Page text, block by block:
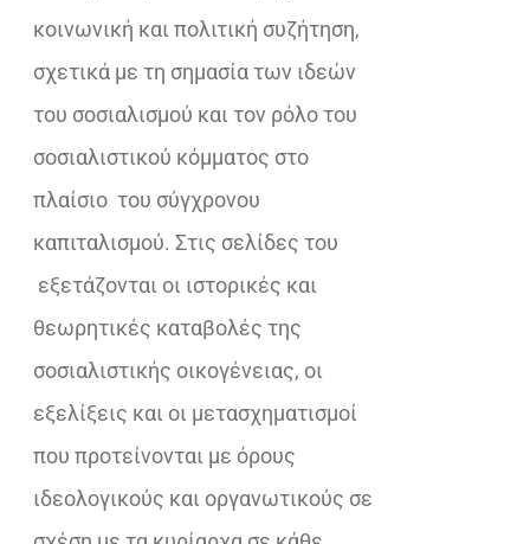
κοινωνική και πολιτική συζήτηση,
σχετικά με τη σημασία των ιδεών
του σοσιαλισμού και τον ρόλο του
σοσιαλιστικού κόμματος στο
πλαίσιο του σύγχρονου
καπιταλισμού. Στις σελίδες του
εξετάζονται οι ιστορικές και
θεωρητικές καταβολές της
σοσιαλιστικής οικογένειας, οι
εξελίξεις και οι μετασχηματισμοί
που προτείνονται με όρους
ιδεολογικούς και οργανωτικούς σε